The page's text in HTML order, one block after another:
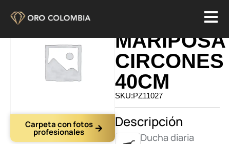
Carpeta con fotos
profesionales
MARIPOSA
CIRCONES
40CM
SKU:PZ11027
Descripción
Ducha diaria